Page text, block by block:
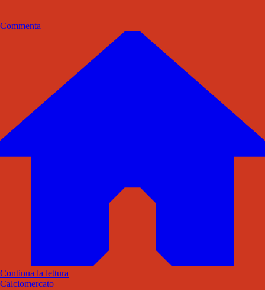
Commenta
Continua la lettura
Calciomercato